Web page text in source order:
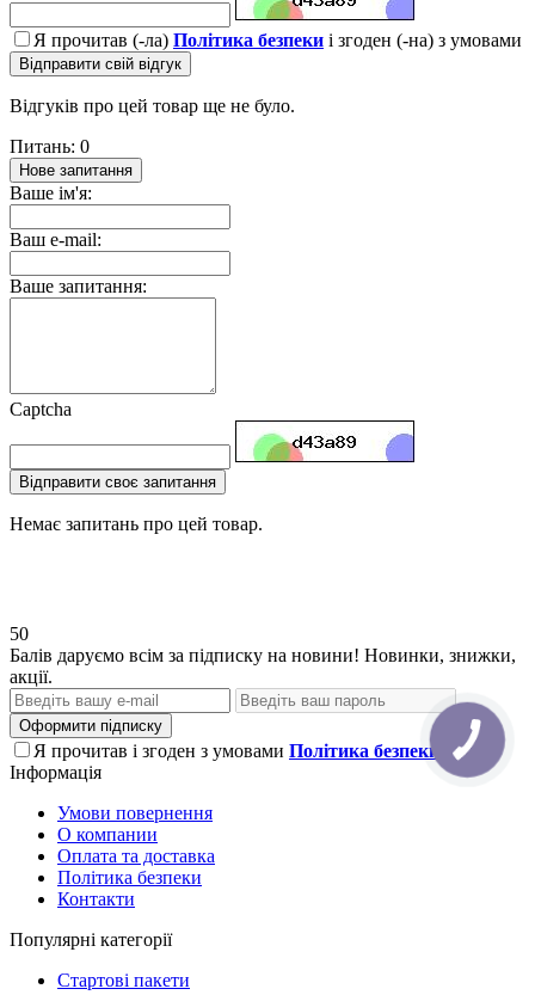
Я прочитав (-ла) Політика безпеки і згоден (-на) з умовами
Відправити свій відгук
Відгуків про цей товар ще не було.
Питань: 0
Нове запитання
Ваше ім'я:
Ваш e-mail:
Ваше запитання:
Captcha
Відправити своє запитання
Немає запитань про цей товар.
50
Балів даруємо всім за підписку на новини! Новинки, знижки,
акції.
Оформити підписку
Я прочитав і згоден з умовами Політика безпеки
Інформація
Умови повернення
О компании
Оплата та доставка
Політика безпеки
Контакти
Популярні категорії
Стартові пакети